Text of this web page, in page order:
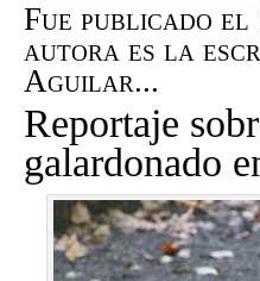
Fue publicado
autora es la
Aguilar...
Reportaje
galardonado